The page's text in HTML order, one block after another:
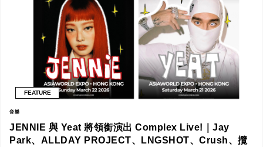
FEATURE
音樂
JENNIE 與 Yeat 將領銜演出 Complex Live!｜Jay
Park、ALLDAY PROJECT、LNGSHOT、Crush、攬